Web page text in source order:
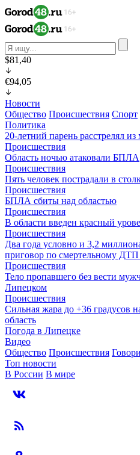
$81,40
€94,05
Новости
Общество Происшествия Спорт
Политика
20-летний парень расстрелял
Происшествия
Область ночью атаковали БПЛА
Происшествия
Пять человек пострадали в
Происшествия
БПЛА сбиты над областью
Происшествия
В области введен красный
Происшествия
Два года условно и 3,2
приговор по смертельному ДТП
Происшествия
Тело пропавшего без вести
Липецком
Происшествия
Сильная жара до +36 градусов
область
Погода в Липецке
Видео
Общество Происшествия
Топ новости
В России В мире